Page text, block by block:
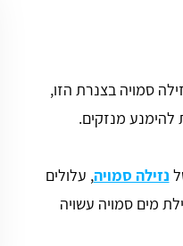
סמויה בצנרת הזו,
להימנע מנזקים.
נזילה סמויה, עלולים
מים סמויה עשויה